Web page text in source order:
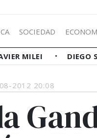
SOCIEDAD
MILEI DIEGO
2012 20:08